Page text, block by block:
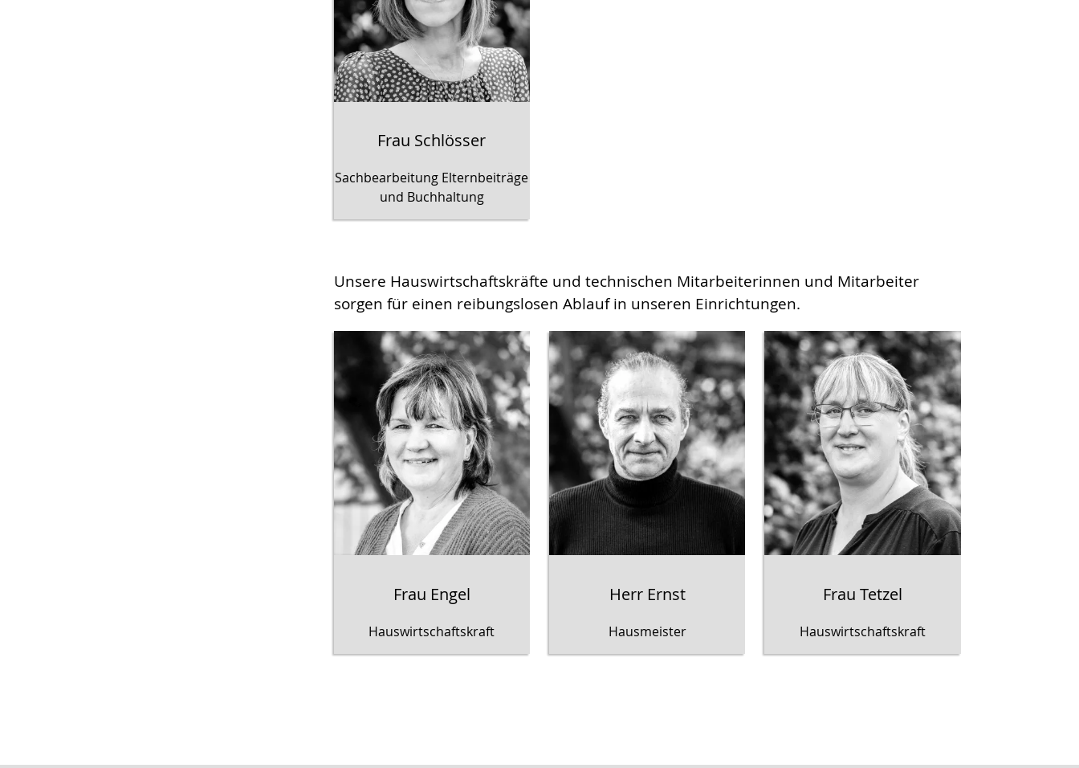
Frau Schlösser
Sachbearbeitung Elternbeiträge
und Buchhaltung
Unsere Hauswirtschaftskräfte und technischen Mitarbeiterinnen und Mitarbeiter
sorgen für einen reibungslosen Ablauf in unseren Einrichtungen.
Frau Engel
Hauswirtschaftskraft
Herr Ernst
Hausmeister
Frau Tetzel
Hauswirtschaftskraft